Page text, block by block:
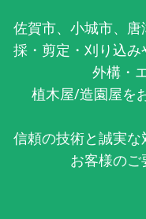
佐賀市、小城市、
採・剪定・刈り込み
外構・
植木屋/造園屋を
信頼の技術と誠実
お客様のご